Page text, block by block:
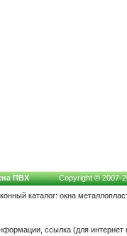
ПВХ Copyright © 2007-
каталог: окна
ссылка (для интернет